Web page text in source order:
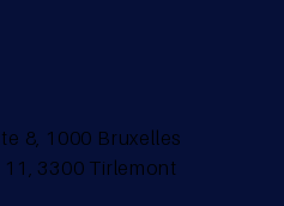
8, 1000 Bruxelles
3300 Tirlemont